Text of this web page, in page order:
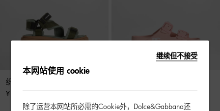
织物与纳帕小牛皮凉鞋
¥ 2,700 起
继续但不接受
本网站使用 cookie
除了运营本网站所必需的Cookie外，Dolce&Gabbana还